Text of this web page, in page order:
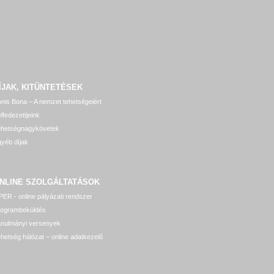
KITÜNTETÉSEK
Bona – A nemzet tehetségeiért
díjak
SZOLGÁLTATÁSOK
- online pályázati rendszer
versenyek
hálózat – online adatkezelő